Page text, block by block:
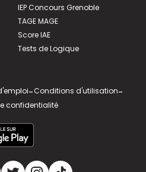
IEP Concours Grenoble
TAGE MAGE
Score IAE
Tests de Logique
-Conditions d'utilisation-
confidentialité